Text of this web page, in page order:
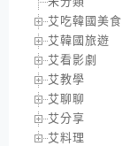
艾吃韓國美食
艾韓國旅遊
艾看影劇
艾教學
艾聊聊
艾分享
艾料理